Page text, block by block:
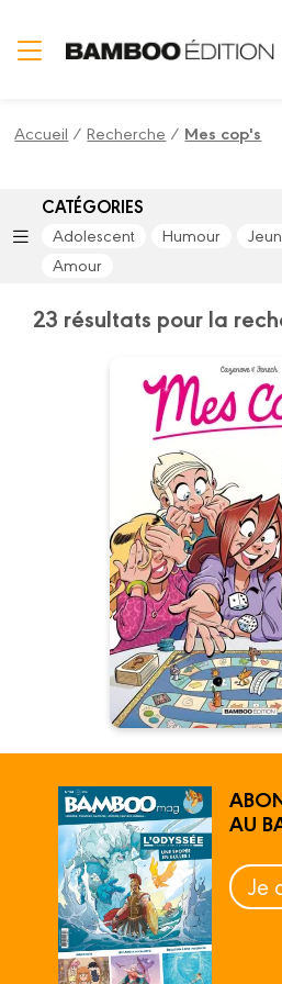
Accueil /Recherche / Mes cop's
CATÉGORIES
Adolescent Humour
Amour
23 résultats pour la
Mes
Tome
Date
28/05/2025
On sort les dés, on
cartes… la
Autres
AU
Je